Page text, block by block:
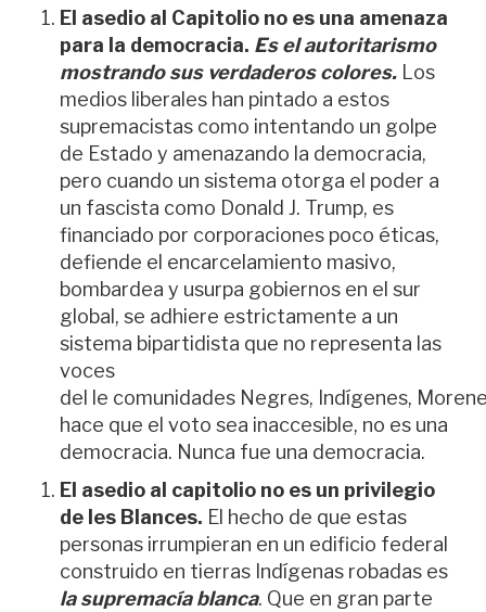
El asedio al Capitolio no es una amenaza
para la democracia. Es el autoritarismo
mostrando sus verdaderos colores. Los
medios liberales han pintado a estos
supremacistas como intentando un golpe
de Estado y amenazando la democracia,
pero cuando un sistema otorga el poder a
un fascista como Donald J. Trump, es
financiado por corporaciones poco éticas,
defiende el encarcelamiento masivo,
bombardea y usurpa gobiernos en el sur
global, se adhiere estrictamente a un
sistema bipartidista que no representa las
voces
del le comunidades Negres, Indígenes,
hace que el voto sea inaccesible, no es una
democracia. Nunca fue una democracia.
El asedio al capitolio no es un privilegio
de les Blances. El hecho de que estas
personas irrumpieran en un edificio federal
construido en tierras Indígenas robadas es
la supremacía blanca. Que en gran parte